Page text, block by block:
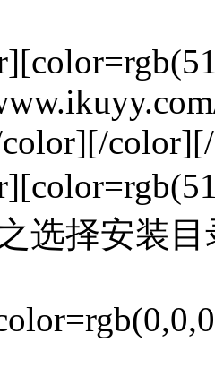
选择安装